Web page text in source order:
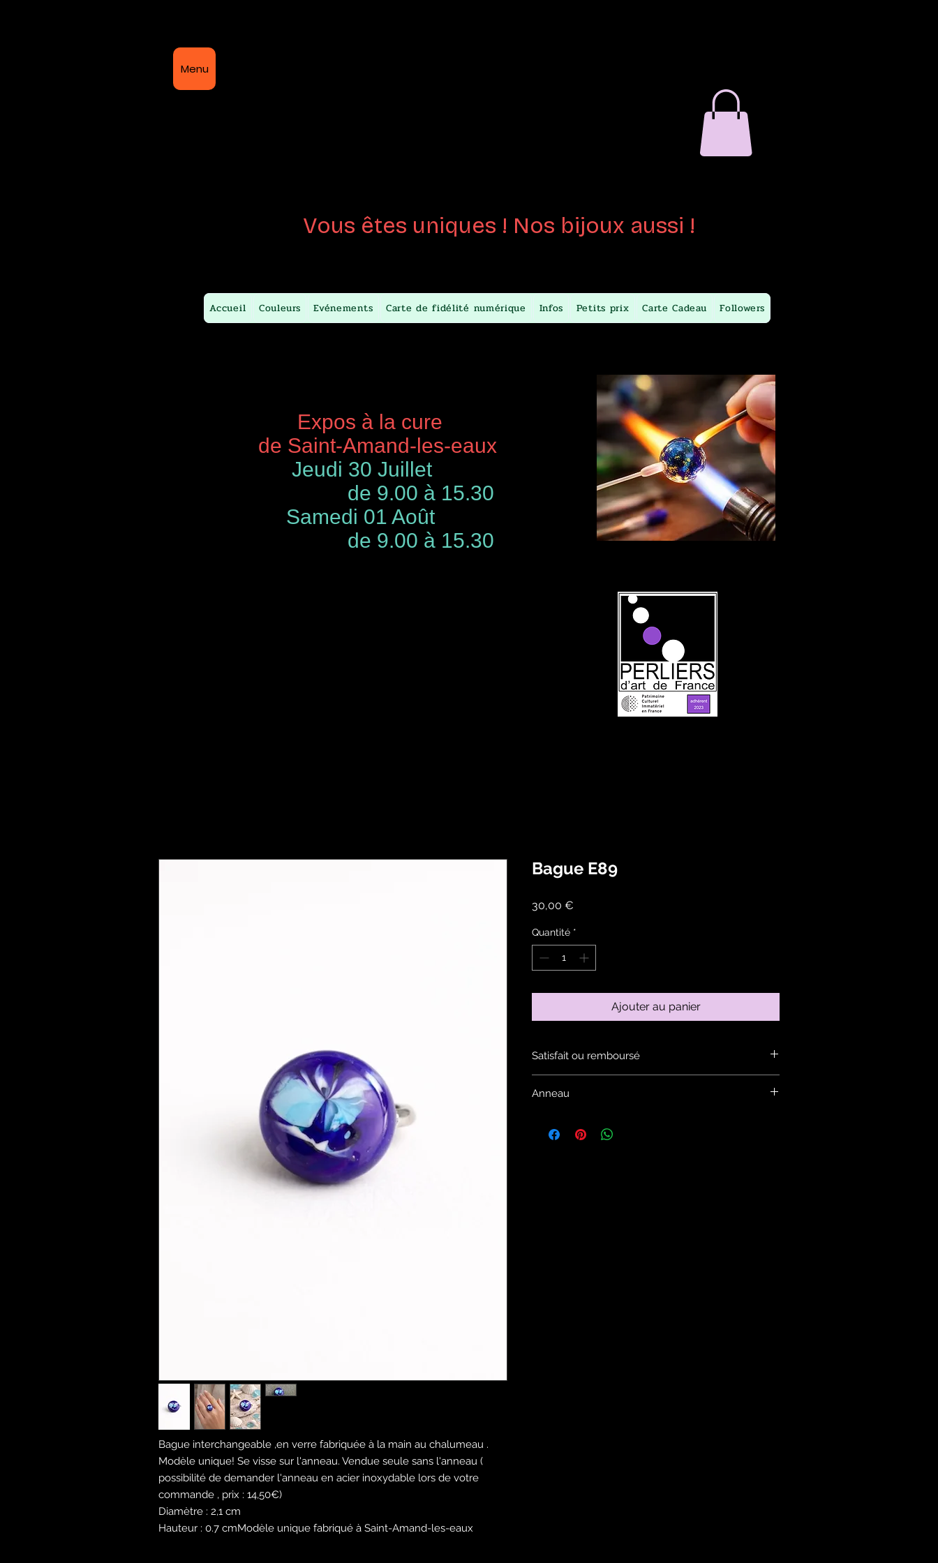
Menu
Vous êtes uniques ! Nos bijoux aussi !
Accueil Couleurs Evénements Carte de fidélité numérique Infos Petits prix Carte Cadeau Followers
Expos à la cure
de Saint-Amand-les-eaux
Jeudi 30 Juillet
de 9.00 à 15.30
Samedi 01 Août
de 9.00 à 15.30
Bague interchangeable ,en verre fabriquée à la main au chalumeau .
Modèle unique! Se visse sur l'anneau. Vendue seule sans l'anneau (
possibilité de demander l'anneau en acier inoxydable lors de votre
commande , prix : 14,50€)
Diamètre : 2,1 cm
Hauteur : 0.7 cmModèle unique fabriqué à Saint-Amand-les-eaux
Bague E89
30,00 €
Quantité *
Ajouter au panier
Satisfait ou remboursé
Anneau